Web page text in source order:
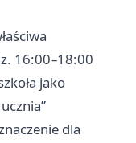
16:00–18:00
jako
dla